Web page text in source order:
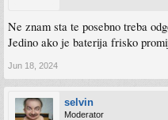
Ne znam sta te posebno treba
Jedino ako je baterija frisko
Jun 18, 2024
selvin
Moderator